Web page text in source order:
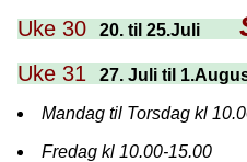
Uke 30 20. til 25.Juli
Uke 31 27. Juli til
Mandag til Torsdag kl
Fredag kl 10.00-15.00